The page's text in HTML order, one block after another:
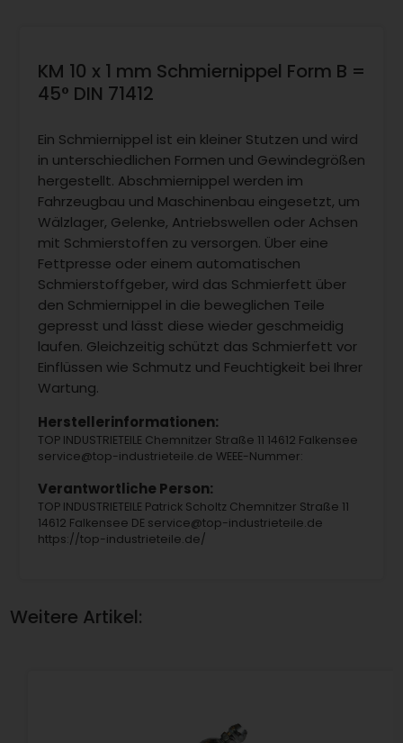
KM 10 x 1 mm Schmiernippel Form B =
45° DIN 71412
Ein Schmiernippel ist ein kleiner Stutzen und wird
in unterschiedlichen Formen und Gewindegrößen
hergestellt. Abschmiernippel werden im
Fahrzeugbau und Maschinenbau eingesetzt, um
Wälzlager, Gelenke, Antriebswellen oder Achsen
mit Schmierstoffen zu versorgen. Über eine
Fettpresse oder einem automatischen
Schmierstoffgeber, wird das Schmierfett über
den Schmiernippel in die beweglichen Teile
gepresst und lässt diese wieder geschmeidig
laufen. Gleichzeitig schützt das Schmierfett vor
Einflüssen wie Schmutz und Feuchtigkeit bei Ihrer
Wartung.
Herstellerinformationen:
TOP INDUSTRIETEILE Chemnitzer Straße 11 14612 Falkensee
service@top-industrieteile.de WEEE-Nummer:
Verantwortliche Person:
TOP INDUSTRIETEILE Patrick Scholtz Chemnitzer Straße 11
14612 Falkensee DE service@top-industrieteile.de
https://top-industrieteile.de/
Weitere Artikel: